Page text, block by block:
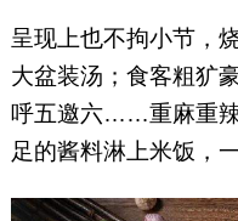
呈现上也不拘小节，
大盆装汤；食客粗犷
呼五邀六……重麻重
足的酱料淋上米饭，